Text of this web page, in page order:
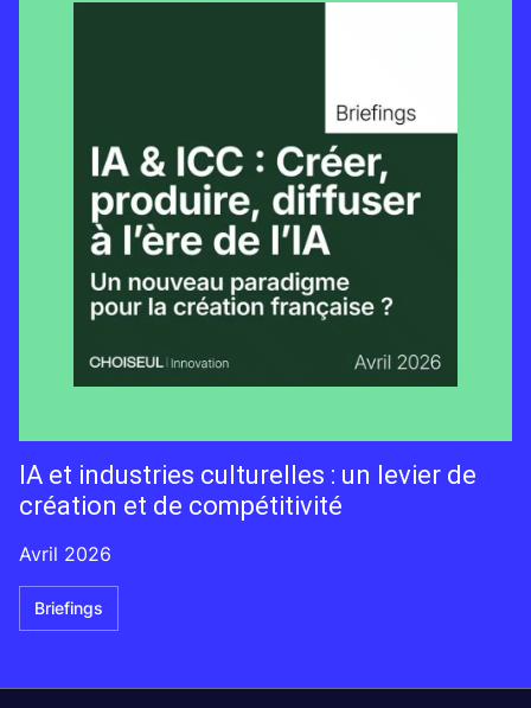
IA et industries culturelles : un levier de
création et de compétitivité
Avril 2026
Briefings